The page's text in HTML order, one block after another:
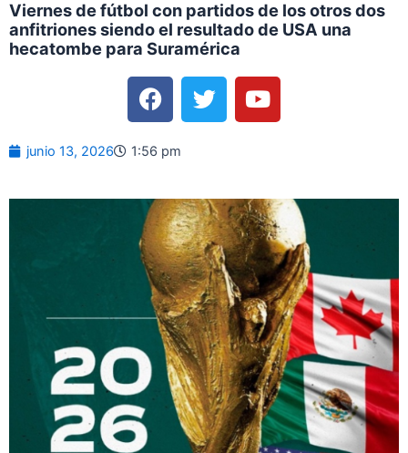
Viernes de fútbol con partidos de los otros dos
anfitriones siendo el resultado de USA una
hecatombe para Suramérica
F
a
c
e
o
k
T
w
i
r
Y
o
u
e
junio 13, 2026 1:56 pm